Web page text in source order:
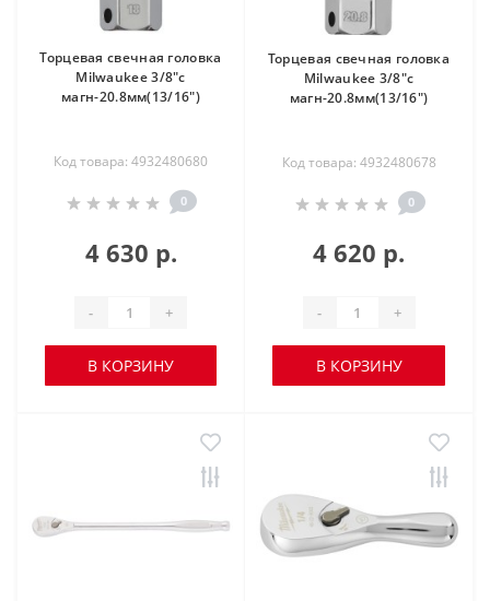
Торцевая свечная головка
Milwaukee 3/8"с
магн-20.8мм(13/16")
Код товара: 4932480680
0
4 630 р.
- +
В КОРЗИНУ
Торцевая свечная головка
Milwaukee 3/8"с
магн-20.8мм(13/16")
Код товара: 4932480678
0
4 620 р.
- +
В КОРЗИНУ